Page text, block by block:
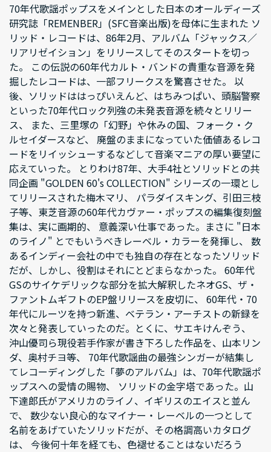
70年代歌謡ポップスをメインとした日本のオールディーズ
研究誌「REMENBER」(SFC音楽出版)を母体に生まれた ソ
リッド・レコードは、86年2月、アルバム「ジャックス／
リアリゼイション」をリリースしてそのスタートを切っ
た。 この伝説の60年代カルト・バンドの貴重な音源を発
掘したレコードは、一部フリークスを驚喜させた。 以
後、ソリッドははっぴいえんど、はちみつぱい、頭脳警察
といった70年代ロック列強の未発表音源を続々とリリー
ス、 また、三里塚の「幻野」や休みの国、フォーク・ク
ルセイダースなど、 廃盤のままになっていた価値あるレコ
ードをリイッシューするなどして音楽マニアの厚い要望に
応えていった。 とりわけ87年、大手4社とソリッドとの共
同企画 "GOLDEN 60's COLLECTION" シリーズの一環とし
てリリースされた梅木マリ、 パラダイスキング、引田三枝
子等、東芝音源の60年代カヴァー・ポップスの編集復刻盤
集は、実に画期的、 意義深い仕事であった。まさに "日本
のライノ" とでもいうべきレーベル・カラーを発揮し、 数
あるインディー会社の中でも独自の存在となったソリッド
だが、しかし、役割はそれにとどまらなかった。 60年代
GSのサイケデリックな部分を拡大解釈したネオGS、ザ・
ファントムギフトのEP盤リリースを皮切に、 60年代・70
年代にルーツを持つ新進、ベテラン・アーチストの新録を
次々と発表していったのだ。とくに、サエキけんぞう、
沖山優司ら現役若手作家が書き下ろした作品を、山本リン
ダ、奥村チヨ等、 70年代歌謡曲の最強シンガーが結集し
てレコーディングした「夢のアルバム」は、70年代歌謡ポ
ップスへの愛情の賜物、 ソリッドの金字塔であった。山
下達郎氏がアメリカのライノ、イギリスのエイスと並ん
で、 数少ない良心的なマイナー・レーベルの一つとして
名前をあげていたソリッドだが、その格調高いカタログ
は、 今後何十年を経ても、色褪せることはないだろう